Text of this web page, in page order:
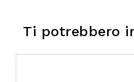
Ti potrebbero